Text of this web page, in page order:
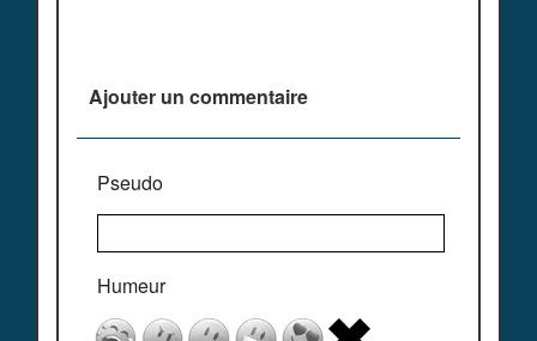
Ajouter un commentaire
Pseudo
Humeur